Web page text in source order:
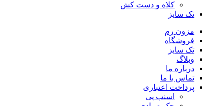
کلاه و دست کش
تک سایز
مزون رم
فروشگاه
تک سایز
وبلاگ
درباره ما
تماس با ما
پرداخت اعتباری
اسنپ پی